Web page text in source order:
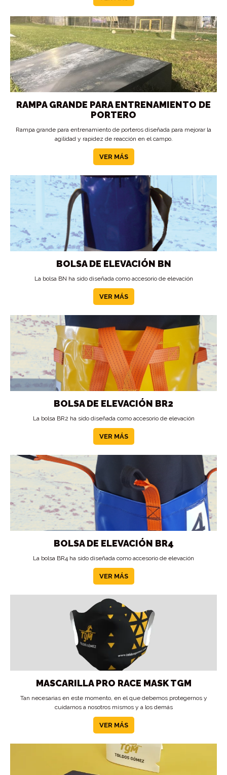
RAMPA GRANDE PARA ENTRENAMIENTO DE
PORTERO
Rampa grande para entrenamiento de porteros diseñada para mejorar la
agilidad y rapidez de reacción en el campo.
VER MÁS
BOLSA DE ELEVACIÓN BN
La bolsa BN ha sido diseñada como accesorio de elevación
VER MÁS
BOLSA DE ELEVACIÓN BR2
La bolsa BR2 ha sido diseñada como accesorio de elevación
VER MÁS
BOLSA DE ELEVACIÓN BR4
La bolsa BR4 ha sido diseñada como accesorio de elevación
VER MÁS
MASCARILLA PRO RACE MASK TGM
Tan necesarias en este momento, en el que debemos protegernos y
cuidarnos a nosotros mismos y a los demás
VER MÁS